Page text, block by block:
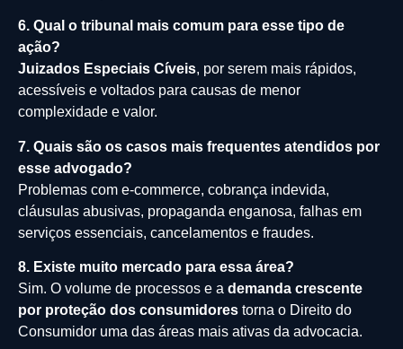
6. Qual o tribunal mais comum para esse tipo de
ação?
Juizados Especiais Cíveis, por serem mais rápidos,
acessíveis e voltados para causas de menor
complexidade e valor.
7. Quais são os casos mais frequentes atendidos por
esse advogado?
Problemas com e-commerce, cobrança indevida,
cláusulas abusivas, propaganda enganosa, falhas em
serviços essenciais, cancelamentos e fraudes.
8. Existe muito mercado para essa área?
Sim. O volume de processos e a demanda crescente
por proteção dos consumidores torna o Direito do
Consumidor uma das áreas mais ativas da advocacia.